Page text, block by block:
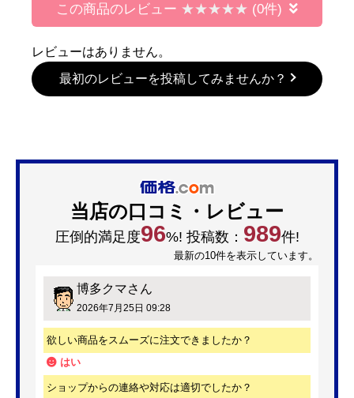
この商品のレビュー (0件)
レビューはありません。
最初のレビューを投稿してみませんか？
当店の口コミ・レビュー
圧倒的満足度96%! 投稿数： 989件!
最新の10件を表示しています。
博多クマさん
2026年7月25日 09:28
欲しい商品をスムーズに注文できましたか？
はい
ショップからの連絡や対応は適切でしたか？